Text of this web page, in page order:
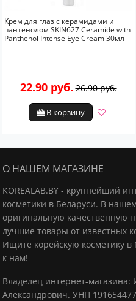
Крем для глаз с керамидами и
пантенолом SKIN627 Ceramide with
Panthenol Intense Eye Cream 30мл
22.90 руб. 26.90 руб.
В корзину
О НАШЕМ МАГАЗИНЕ
KOREALAB.BY - крупнейший
косметики в Беларуси. В
оригинальную качественную
лучшие товары от известных
Ищите корейскую косметику в
к нам!
Владелец интернет-магазина:
Александрович. УНП